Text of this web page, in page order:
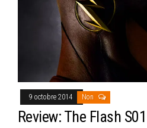
9 octobre 2014 Non
Review: The Flash